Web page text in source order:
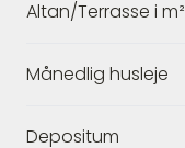
Altan/Terrasse i m²
Månedlig husleje
Depositum